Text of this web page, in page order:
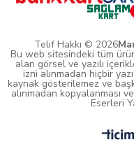
Telif Hakkı © 2026
Bu web sitesindeki tüm
alan görsel ve yazılı
izni alınmadan hiçbir
kaynak gösterilemez ve
alınmadan kopyalanması
Eserleri